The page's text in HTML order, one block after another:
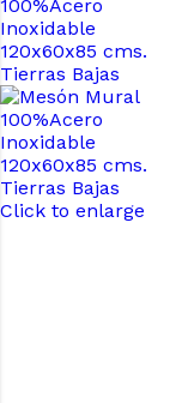
Click to enlarge